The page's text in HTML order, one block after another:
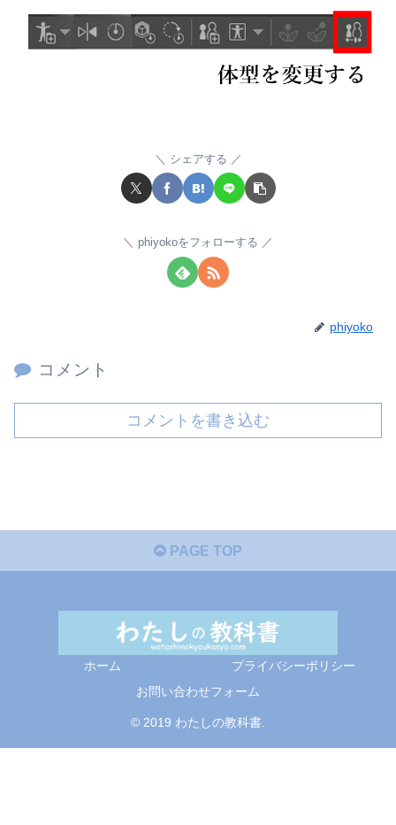
シェアする
phiyokoをフォローする
phiyoko
コメント
コメントを書き込む
PAGE TOP
ホーム
プライバシーポリシー
お問い合わせフォーム
© 2019 わたしの教科書.